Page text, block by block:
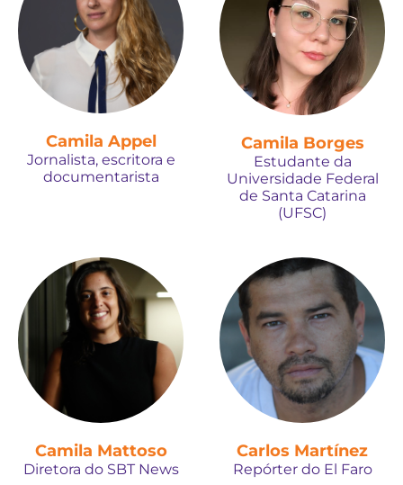
Camila Appel
Jornalista, escritora e
documentarista
Camila Borges
Estudante da
Universidade Federal
de Santa Catarina
(UFSC)
Camila Mattoso
Diretora do SBT News
Carlos Martínez
Repórter do El Faro